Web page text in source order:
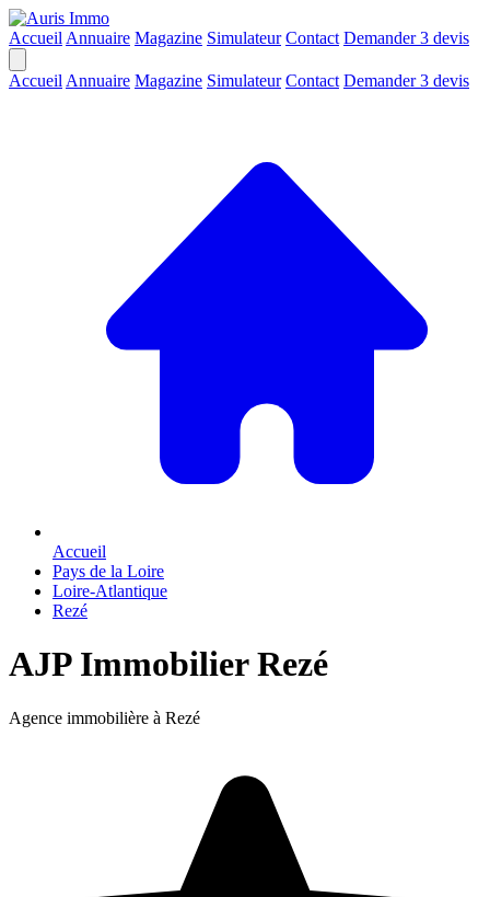
Accueil Annuaire Magazine Simulateur Contact Demander 3 devis
Accueil Annuaire Magazine Simulateur Contact Demander 3 devis
Accueil
Pays de la Loire
Loire-Atlantique
Rezé
AJP Immobilier Rezé
Agence immobilière à Rezé